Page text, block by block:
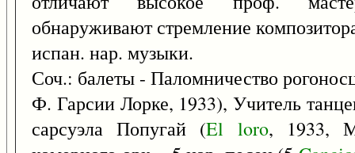
обнаруживают стремление
испан. нар. музыки.
Соч.: балеты - Паломничество
Ф. Гарсии Лорке, 1933), Учитель
сарсуэла Попугай (El loro, 1933,